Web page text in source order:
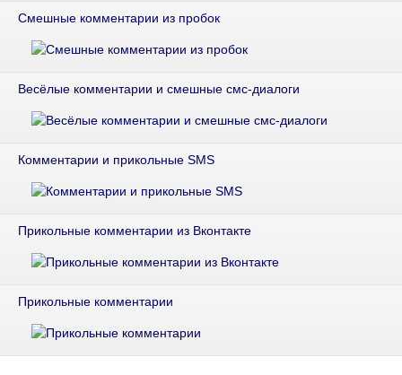
Смешные комментарии из пробок
Весёлые комментарии и смешные смс-диалоги
Комментарии и прикольные SMS
Прикольные комментарии из Вконтакте
Прикольные комментарии